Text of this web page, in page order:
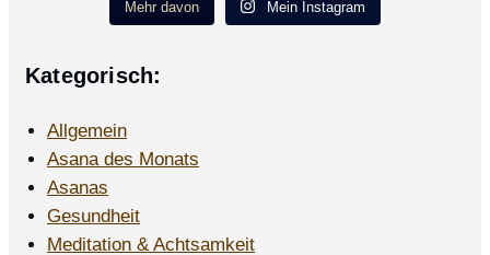
Mehr davon Mein Instagram
Kategorisch:
Allgemein
Asana des Monats
Asanas
Gesundheit
Meditation & Achtsamkeit